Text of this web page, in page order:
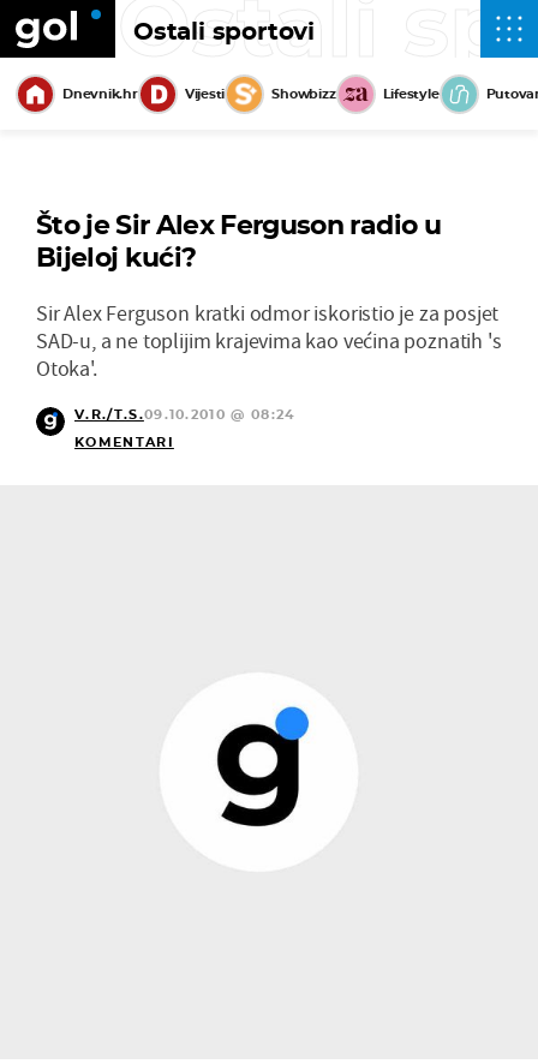
Ostali sportovi
Ostali
Dnevnik.hr Vijesti Showbizz Lifestyle
Što je Sir Alex Ferguson radio u
Bijeloj kući?
Sir Alex Ferguson kratki odmor iskoristio je za posjet
SAD-u, a ne toplijim krajevima kao većina poznatih 's
Otoka'.
V.R./T.S.09.10.2010 @ 08:24
KOMENTARI